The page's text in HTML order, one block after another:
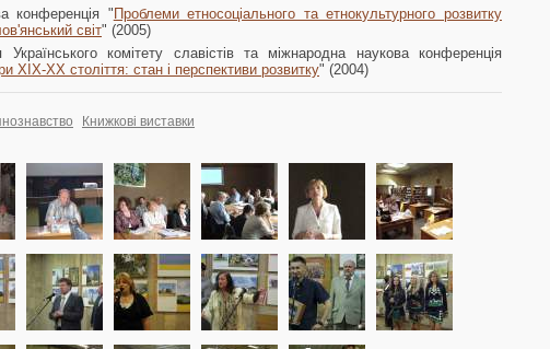
конференція "Проблеми етносоціального та етнокультурного розвитку
світ" (2005)
Українського комітету славістів та міжнародна наукова конференція
XIX-XX століття: стан і перспективи розвитку" (2004)
Книжкові виставки